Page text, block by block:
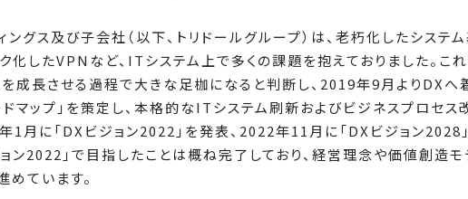
グス及び子会社（以下、トリドールグループ）は、老朽化したシステ
化したVPNなど、ITシステム上で多くの課題を抱えておりました。こ
成長させる過程で大きな足枷になると判断し、2019年9月よりDXへ
マップ」を策定し、本格的なITシステム刷新およびビジネスプロセス
1月に「DXビジョン2022」を発表、2022年11月に「DXビジョン
ン2022」で目指したことは概ね完了しており、経営理念や価値創造
ています。